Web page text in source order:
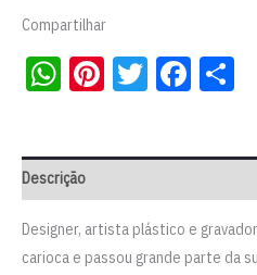
série
Carioca”
Modesto
quantidade
Compartilhar
WhatsApp
Pinterest
Twitter
Descrição
Designer, artista plástico e
carioca e passou grande parte da